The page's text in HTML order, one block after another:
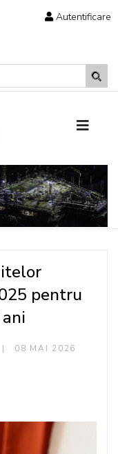
Autentificare
pentru
08 MAI 2026